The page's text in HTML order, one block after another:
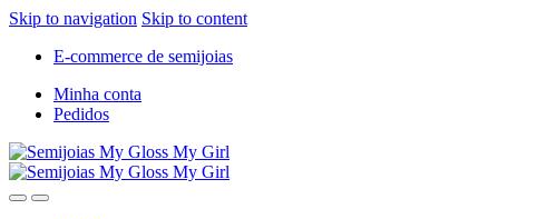
Skip to navigation Skip to content
E-commerce de semijoias
Minha conta
Pedidos